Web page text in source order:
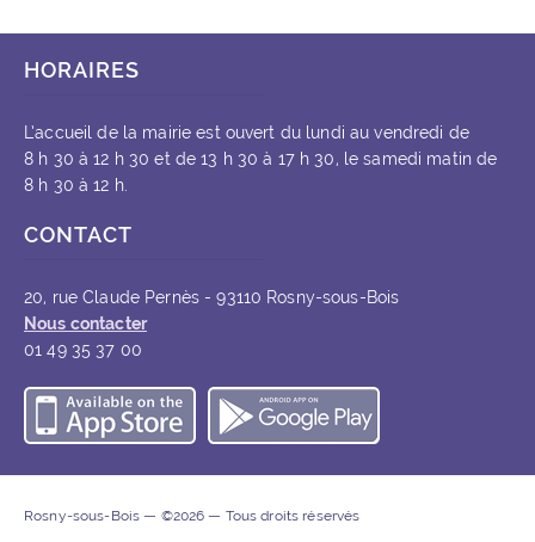
HORAIRES
L’accueil de la mairie est ouvert du lundi au vendredi de
8 h 30 à 12 h 30 et de 13 h 30 à 17 h 30, le samedi matin de
8 h 30 à 12 h.
CONTACT
20, rue Claude Pernès - 93110 Rosny-sous-Bois
Nous contacter
01 49 35 37 00
Télécharger l’application iOS
Rosny-sous-Bois — ©2026 — Tous droits réservés